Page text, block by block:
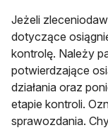
Jeżeli
dotyczące
kontrolę. Należy
potwierdzające
działania oraz
etapie kontroli.
sprawozdania.